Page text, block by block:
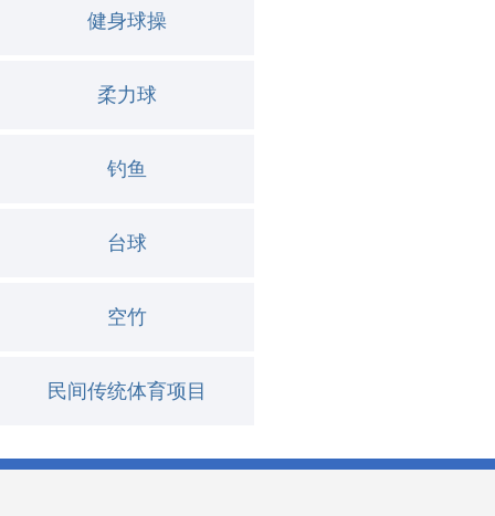
健身球操
柔力球
钓鱼
台球
空竹
民间传统体育项目